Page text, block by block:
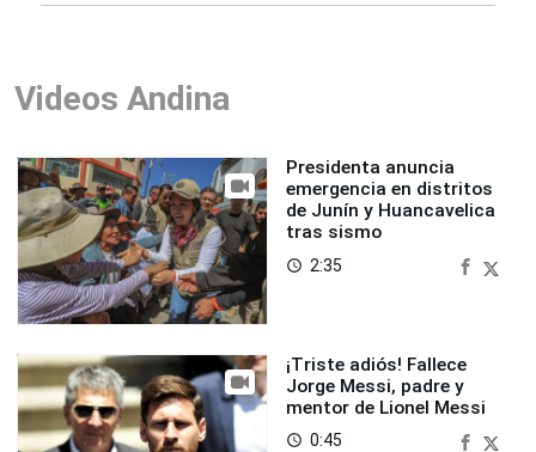
Videos Andina
Presidenta anuncia
emergencia en distritos
de Junín y Huancavelica
tras sismo
access_time 2:35
¡Triste adiós! Fallece
Jorge Messi, padre y
mentor de Lionel Messi
access_time 0:45